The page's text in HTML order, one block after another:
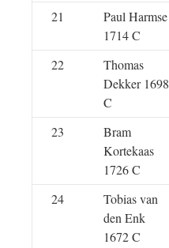
21
Paul Harmse
1714 C
22
Thomas
Dekker 1698
C
23
Bram
Kortekaas
1726 C
24
Tobias van
den Enk
1672 C